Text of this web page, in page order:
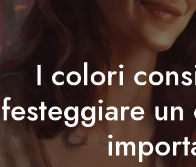
I colori
festeggiare